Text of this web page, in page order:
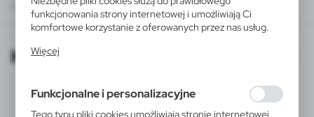
funkcjonowania strony internetowej i umożliwiają Ci
komfortowe korzystanie z oferowanych przez nas usług.
działania w celu m.in. dostosowania Twoich ustawień
korzystasz, może działać bez zakłóceń.
Więcej
Funkcjonalne i personalizacyjne
Tego typu pliki cookies umożliwiają stronie internetowej
KATALOGI ONLINE
KATALOGI ONLINE